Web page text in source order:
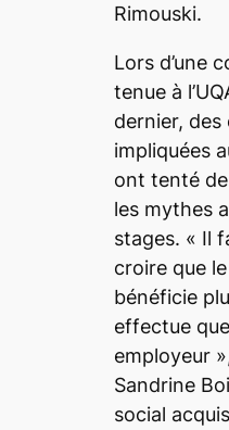
Rimouski.
Lors d’une
tenue à
dernier, des
impliquées
ont tenté
les mythes
stages. « Il
croire que
bénéficie
effectue
employeur »
Sandrine
social